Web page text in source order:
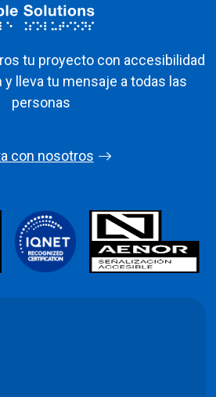
tu proyecto con accesibilidad
lleva tu mensaje a todas las
personas
con nosotros